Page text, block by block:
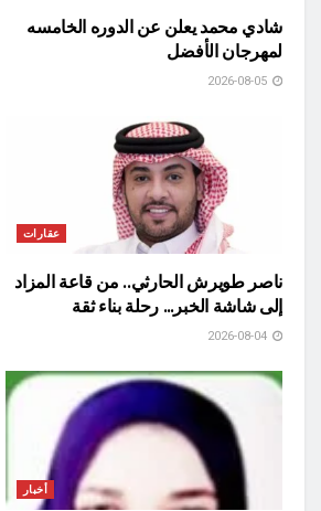
شادي محمد يعلن عن الدوره الخامسه
لمهرجان الأفضل
عقارات
ناصر طويرش الحارثي.. من قاعة المزاد
إلى شاشة الخبر… رحلة بناء ثقة
أخبار